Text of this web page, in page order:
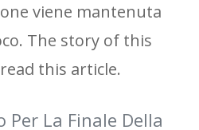
viene mantenuta
The story of this
this article.
La Finale Della